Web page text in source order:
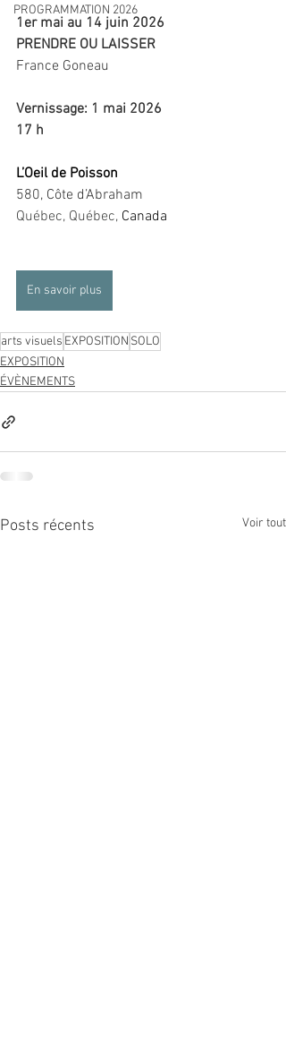
PROGRAMMATION 2026
1er mai au 14 juin 2026
PRENDRE OU LAISSER
France Goneau
Vernissage: 1 mai 2026
17 h
L’Oeil de Poisson
580, Côte d’Abraham
Québec, Québec, Canada
En savoir plus
arts visuels EXPOSITION SOLO
EXPOSITION
ÉVÈNEMENTS
Posts récents Voir tout